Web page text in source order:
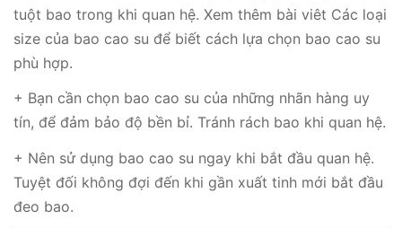
tuột bao trong khi quan hệ. Xem thêm bài viêt Các loại
size của bao cao su để biết cách lựa chọn bao cao su
phù hợp.
+ Bạn cần chọn bao cao su của những nhãn hàng uy
tín, để đảm bảo độ bền bỉ. Tránh rách bao khi quan hệ.
+ Nên sử dụng bao cao su ngay khi bắt đầu quan hệ.
Tuyệt đối không đợi đến khi gần xuất tinh mới bắt đầu
đeo bao.